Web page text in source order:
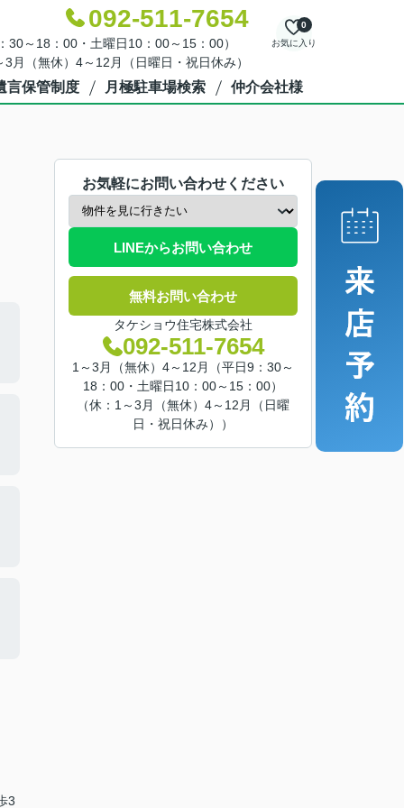
092-511-7654
30～18：00・土曜日10：00～15：00）
3月（無休）4～12月（日曜日・祝日休み）
お気に入り
0
言保管制度 月極駐車場検索 仲介会社様
3
お気軽にお問い合わせください
LINEからお問い合わせ
無料お問い合わせ
タケショウ住宅株式会社
092-511-7654
1～3月（無休）4～12月（平日9：30～
18：00・土曜日10：00～15：00）
（休：1～3月（無休）4～12月（日曜
日・祝日休み））